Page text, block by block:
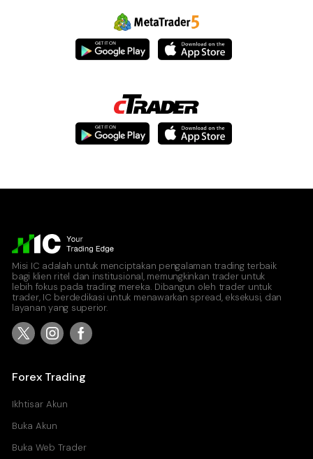
Misi IC adalah untuk menciptakan pengalaman trading terbaik
bagi klien ritel dan institusional, memungkinkan trader untuk
lebih fokus pada trading mereka. Dibangun oleh trader untuk
trader, IC berdedikasi untuk menawarkan spread, eksekusi, dan
layanan yang superior.
Forex Trading
Ikhtisar Akun
Buka Akun
Buka Web Trader